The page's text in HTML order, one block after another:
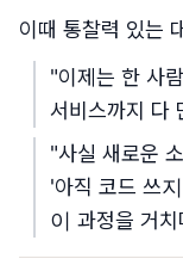
이때 통찰력 있는
"이제는 한 사
서비스까지 다
"사실 새로운
'아직 코드 쓰
이 과정을 거